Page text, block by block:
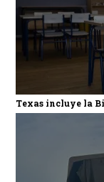
Texas incluye la